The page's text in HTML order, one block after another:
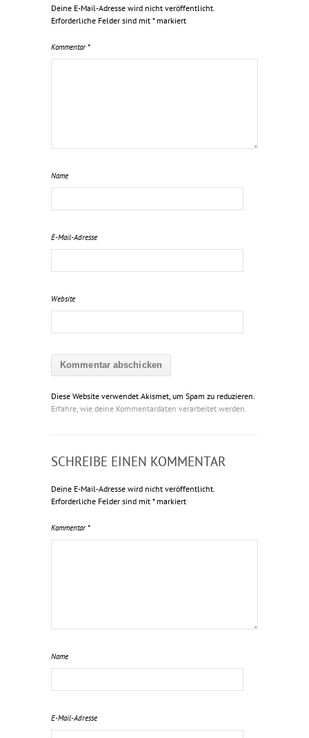
Deine E-Mail-Adresse wird nicht veröffentlicht.
Erforderliche Felder sind mit *markiert
Kommentar *
Name
E-Mail-Adresse
Website
Diese Website verwendet Akismet, um Spam zu reduzieren.
Erfahre, wie deine Kommentardaten verarbeitet werden.
SCHREIBE EINEN KOMMENTAR
Deine E-Mail-Adresse wird nicht veröffentlicht.
Erforderliche Felder sind mit *markiert
Kommentar *
Name
E-Mail-Adresse